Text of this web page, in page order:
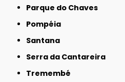
Parque do Chaves
Pompéia
Santana
Serra da Cantareira
Tremembé